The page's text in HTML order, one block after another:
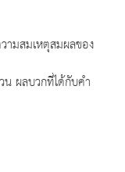
ามสมเหตุสมผลของ
น ผลบวกที่ได้กับคำ